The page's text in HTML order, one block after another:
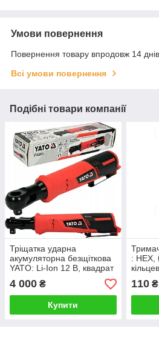
Умови повернення
Повернення товару впродовж 14
Всі умови повернення
Подібні товари компанії
Тріщатка ударна
акумуляторна безщіткова
YATO: Li-Ion 12 В, квадрат
АКУМУЛЯТОРА)
4 000 ₴
Купити
: HEX,
110₴